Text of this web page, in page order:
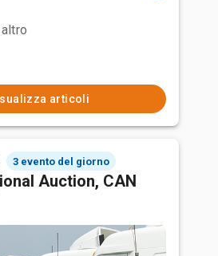
articoli
3 evento del giorno
Auction, CAN